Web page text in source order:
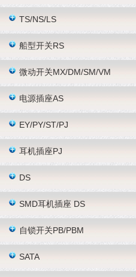
TS/NS/LS
船型开关RS
微动开关MX/DM/SM/VM
电源插座AS
EY/PY/ST/PJ
耳机插座PJ
DS
SMD耳机插座 DS
自锁开关PB/PBM
SATA